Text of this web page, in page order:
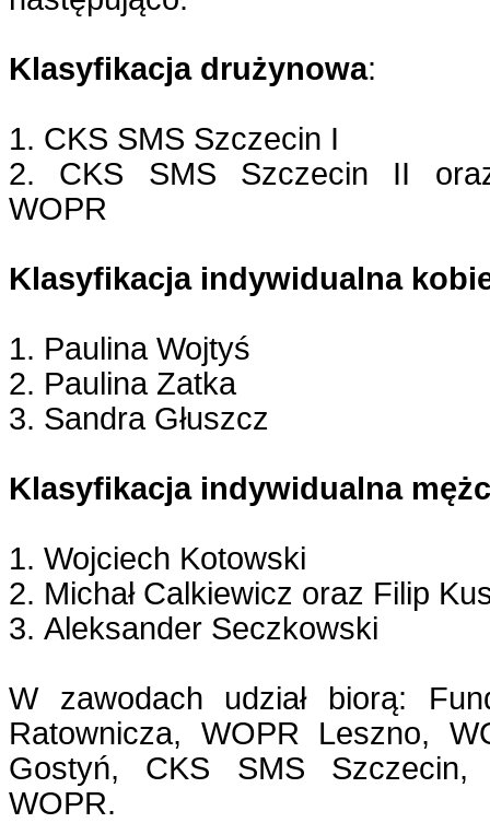
Klasyfikacja drużynowa:
1. CKS SMS Szczecin I
2. CKS SMS Szczecin II
WOPR
Klasyfikacja indywidualna
1. Paulina Wojtyś
2. Paulina Zatka
3. Sandra Głuszcz
Klasyfikacja indywidualna
1. Wojciech Kotowski
2. Michał Calkiewicz oraz Filip
3. Aleksander Seczkowski
W zawodach udział biorą:
Ratownicza, WOPR Leszno,
Gostyń, CKS SMS Szczecin,
WOPR.